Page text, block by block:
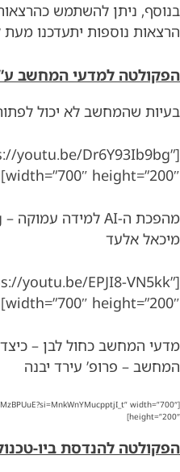
בנוסף, ניתן להשתמש
הרצאות נוספות יתעדכנו
הפקולטה למדעי המחשב
בעיות שהמחשב לא יכול
youtu.be/Dr6Y93Ib9bg”
width=”700″ height=”200″]
מיכאל אלעד
youtu.be/EPJI8-VN5kk”
width=”700″ height=”200″]
מדעי המחשב כחול לבן –
המחשב – פרופ’ עירד יבנה
width=”700″
height=”200″]
הפקולטה להנדסת ביו-